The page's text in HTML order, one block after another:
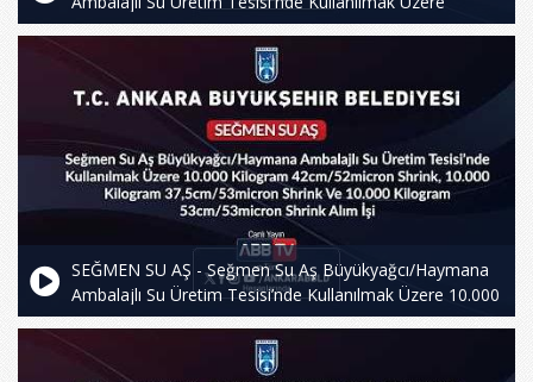
15.000.000 (On Beş Milyon) Adet 29/25mm Kapak Alım
SEĞMEN SU AŞ - Seğmen Su Aş Büyükyağcı/Haymana
Ambalajlı Su Üretim Tesisi’nde Kullanılmak Üzere 10.000
Kilogram42cm/52micron Shrink, 10.000 Kilogram
37,5cm/53micron Shrink Ve 10.000 Kilogram
53cm/53micron Shrink Alım İşi